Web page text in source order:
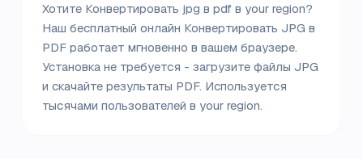
Хотите Конвертировать jpg в pdf в your region?
Наш бесплатный онлайн Конвертировать JPG в
PDF работает мгновенно в вашем браузере.
Установка не требуется - загрузите файлы JPG
и скачайте результаты PDF. Используется
тысячами пользователей в your region.